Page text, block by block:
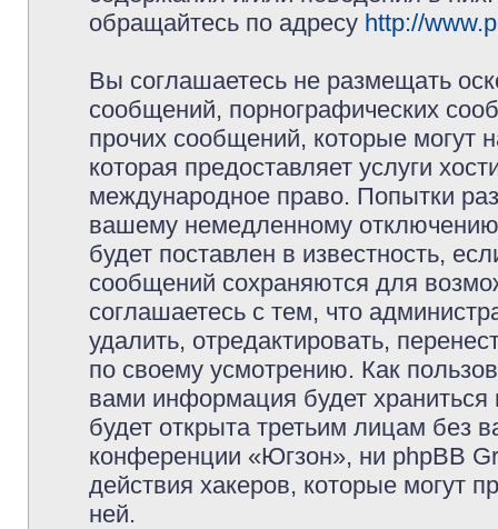
обращайтесь по адресу http://
Вы соглашаетесь не размещать
сообщений, порнографических
прочих сообщений, которые могут
которая предоставляет услуги
международное право. Попытки
вашему немедленному
будет поставлен в известность,
сообщений сохраняются для
соглашаетесь с тем, что
удалить, отредактировать,
по своему усмотрению. Как
вами информация будет
будет открыта третьим лицам без
конференции «Югзон», ни phpBB
действия хакеров, которые могут
ней.